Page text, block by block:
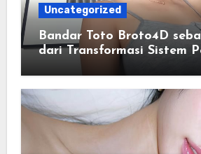
Uncategorized
Bandar Toto Broto4D
dari Transformasi Sistem